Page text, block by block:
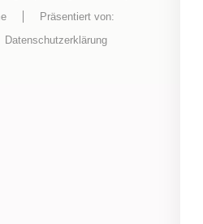
Präsentiert von:
Datenschutzerklärung